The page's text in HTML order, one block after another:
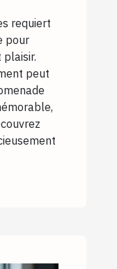
requiert
pour
peut